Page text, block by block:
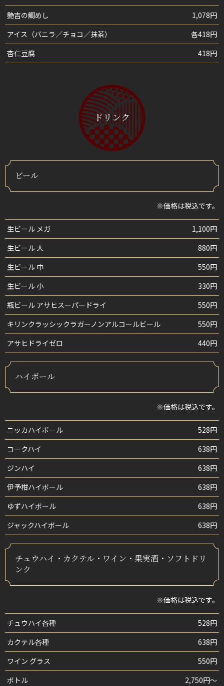
艶吉の鯛めし
1,078円
アイス（バニラ／チョコ／抹茶）
各418円
杏仁豆腐
418円
ドリンク
ビール
※価格は税込です。
生ビール メガ
1,100円
生ビール 大
880円
生ビール 中
550円
生ビール 小
330円
瓶ビール アサヒスーパードライ
550円
キリンクラッシックラガーノンアルコールビール
550円
アサヒドライゼロ
440円
ハイボール
※価格は税込です。
ニッカハイボール
528円
コークハイ
638円
ジンハイ
638円
伊予柑ハイボール
638円
ゆずハイボール
638円
ジャックハイボール
638円
チュウハイ・カクテル・ワイン・果実酒・ソフトドリ
ンク
※価格は税込です。
チュウハイ各種
528円
カクテル各種
638円
ワイン グラス
550円
ボトル
2,750円〜